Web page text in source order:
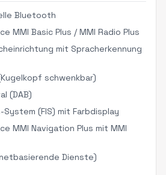
Bluetooth
MMI Basic Plus / MMI Radio Plus
mit Spracherkennung
schwenkbar)
(DAB)
(FIS) mit Farbdisplay
MMI Navigation Plus mit MMI
Dienste)